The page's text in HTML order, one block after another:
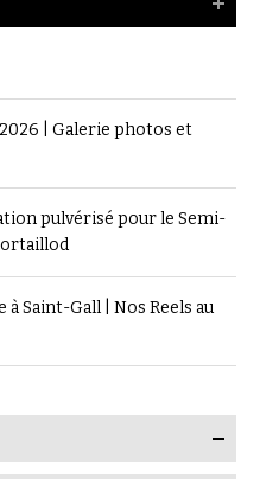
| Galerie photos et
pulvérisé pour le Semi-
à Saint-Gall | Nos Reels au